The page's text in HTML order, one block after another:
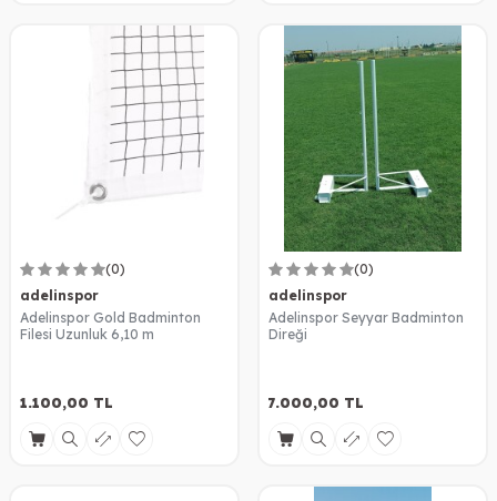
(0)
adelinspor
Adelinspor Gold Badminton
Filesi Uzunluk 6,10 m
1.100,00 TL
(0)
adelinspor
Adelinspor Seyyar Badminton
Direği
7.000,00 TL